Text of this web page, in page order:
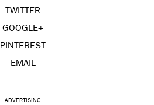
TWITTER
GOOGLE+
PINTEREST
EMAIL
ADVERTISING